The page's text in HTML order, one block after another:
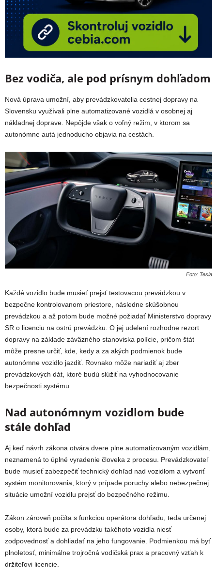
Bez vodiča, ale pod prísnym dohľadom
Nová úprava umožní, aby prevádzkovatelia cestnej dopravy na
Slovensku využívali plne automatizované vozidlá v osobnej aj
nákladnej doprave. Nepôjde však o voľný režim, v ktorom sa
autonómne autá jednoducho objavia na cestách.
Foto: Tesla
Každé vozidlo bude musieť prejsť testovacou prevádzkou v
bezpečne kontrolovanom priestore, následne skúšobnou
prevádzkou a až potom bude možné požiadať Ministerstvo dopravy
SR o licenciu na ostrú prevádzku. O jej udelení rozhodne rezort
dopravy na základe záväzného stanoviska polície, pričom štát
môže presne určiť, kde, kedy a za akých podmienok bude
autonómne vozidlo jazdiť. Rovnako môže nariadiť aj zber
prevádzkových dát, ktoré budú slúžiť na vyhodnocovanie
bezpečnosti systému.
Nad autonómnym vozidlom bude
stále dohľad
Aj keď návrh zákona otvára dvere plne automatizovaným vozidlám,
neznamená to úplné vyradenie človeka z procesu. Prevádzkovateľ
bude musieť zabezpečiť technický dohľad nad vozidlom a vytvoriť
systém monitorovania, ktorý v prípade poruchy alebo nebezpečnej
situácie umožní vozidlu prejsť do bezpečného režimu.
Zákon zároveň počíta s funkciou operátora dohľadu, teda určenej
osoby, ktorá bude za prevádzku takéhoto vozidla niesť
zodpovednosť a dohliadať na jeho fungovanie. Podmienkou má byť
plnoletosť, minimálne trojročná vodičská prax a pracovný vzťah k
držiteľovi licencie.